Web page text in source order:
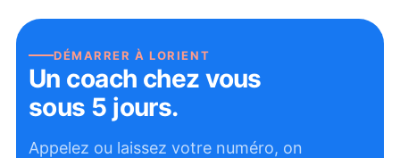
DÉMARRER ÀLORIENT
Un coach chez vous
sous 5 jours.
Appelez ou laissez votre numéro, on